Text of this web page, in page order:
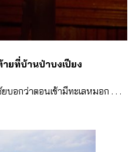
ยที่บ้านป่าบงเปียง
บอกว่าตอนเช้ามีทะเลหมอก . . .